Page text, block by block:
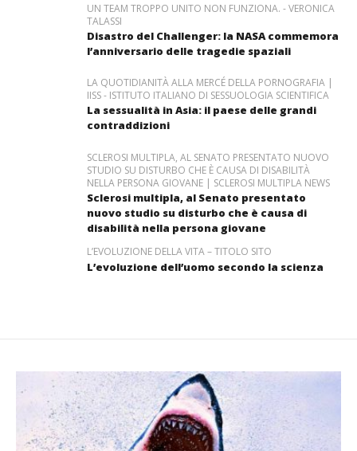
UN TEAM TROPPO UNITO NON FUNZIONA. - VERONICA
TALASSI
Disastro del Challenger: la NASA commemora
l’anniversario delle tragedie spaziali
LA QUOTIDIANITÀ ALLA MERCÉ DELLA PORNOGRAFIA |
IISS - ISTITUTO ITALIANO DI SESSUOLOGIA SCIENTIFICA
La sessualità in Asia: il paese delle grandi
contraddizioni
SCLEROSI MULTIPLA, AL SENATO PRESENTATO NUOVO
STUDIO SU DISTURBO CHE È CAUSA DI DISABILITÀ
NELLA PERSONA GIOVANE | SCLEROSI MULTIPLA NEWS
Sclerosi multipla, al Senato presentato
nuovo studio su disturbo che è causa di
disabilità nella persona giovane
L’EVOLUZIONE DELLA VITA – TITOLO SITO
L’evoluzione dell’uomo secondo la scienza